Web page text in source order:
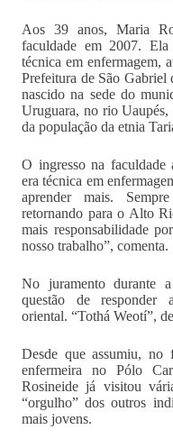
Aos 39 anos, Maria
faculdade em 2007.
técnica em enfermagem,
Prefeitura de São Gabriel
nascido na sede do
Uruguara, no rio Uaupés,
da população da etnia
O ingresso na faculdade
era técnica em
aprender mais.
retornando para o Alto
mais responsabilidade
nosso trabalho”, comenta.
No juramento durante
questão de responder
oriental. “Tothá Weotí”,
Desde que assumiu,
enfermeira no Pólo
Rosineide já visitou
“orgulho” dos outros
mais jovens.